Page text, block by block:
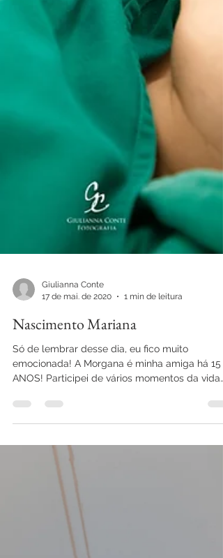
17 de mai. de 2020
1 min de leitura
Nascimento Mariana
Só de lembrar desse dia, eu fico muito
ANOS! Participei de vários momentos da vida
dela,...